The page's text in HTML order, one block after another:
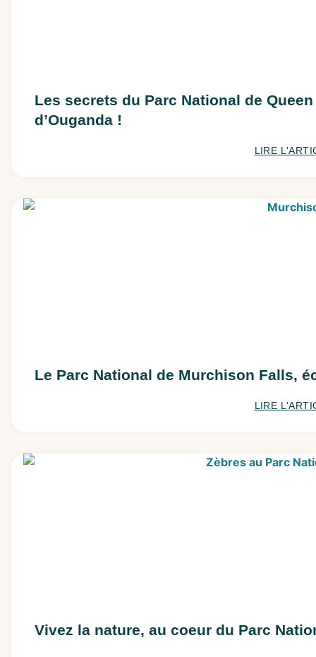
Les secrets du Parc National de
d’Ouganda !
LIRE
Le Parc National de Murchison Falls,
LIRE
Vivez la nature, au coeur du Parc